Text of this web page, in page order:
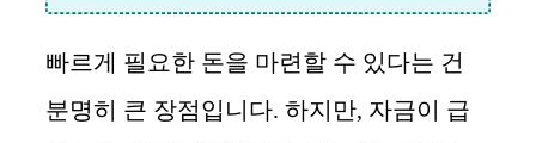
빠르게 필요한 돈을 마련할 수 있다는 건
분명히 큰 장점입니다. 하지만, 자금이 급